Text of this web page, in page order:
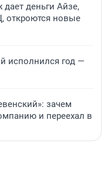
деньги Айзе,
откроются новые
исполнился год —
зачем
и переехал в